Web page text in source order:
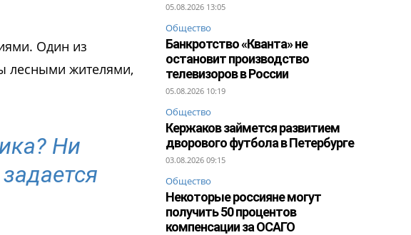
Один из
лесными жителями,
Ни
05.08.2026 13:05
Общество
Банкротство «Кванта» не
остановит производство
телевизоров в России
05.08.2026 10:19
Общество
Кержаков займется развитием
дворового футбола в Петербурге
03.08.2026 09:15
Общество
Некоторые россияне могут
получить 50 процентов
компенсации за ОСАГО